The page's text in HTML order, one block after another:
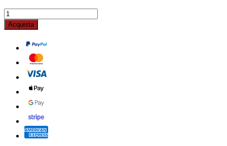
Acquista